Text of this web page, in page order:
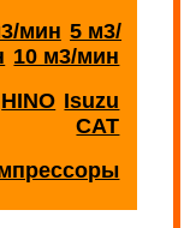
мин 5 м3/
10 м3/мин
HINO Isuzu
CAT